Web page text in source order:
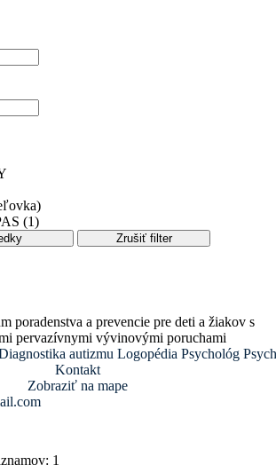
(1)
Zrušiť filter
poradenstva a prevencie pre deti a žiakov s
pervazívnymi vývinovými poruchami
autizmu Logopédia Psychológ
Kontakt
Zobraziť na mape
1